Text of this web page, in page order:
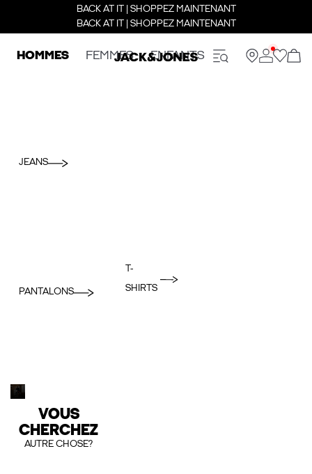
BACK AT IT | SHOPPEZ MAINTENANT
BACK AT IT | SHOPPEZ MAINTENANT
HOMMES FEMMES ENFANTS
JEANS
PANTALONS
T-
SHIRTS
VOUS
CHERCHEZ
AUTRE CHOSE?